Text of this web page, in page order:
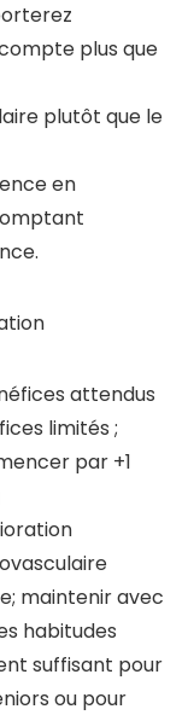
plus que
plutôt que le
en
attendus
limités ;
par +1
maintenir avec
habitudes
suffisant pour
ou pour